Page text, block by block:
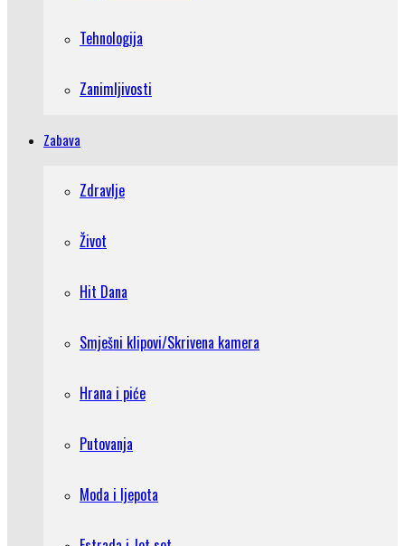
Tehnologija
Zanimljivosti
Zabava
Zdravlje
Život
Hit Dana
Smješni klipovi/Skrivena kamera
Hrana i piće
Putovanja
Moda i ljepota